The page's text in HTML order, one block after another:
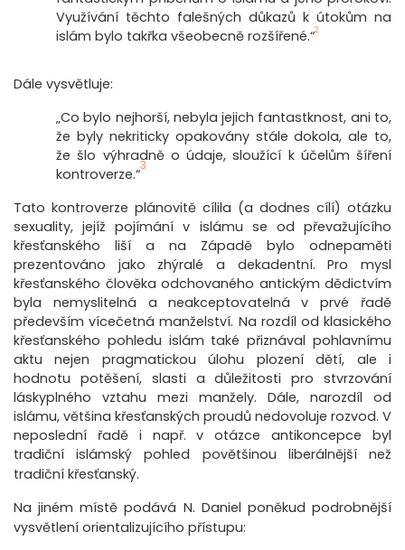
Využívání těchto falešných důkazů k útokům na
islám bylo takřka všeobecně rozšířené.“2
Dále vysvětluje:
„Co bylo nejhorší, nebyla jejich fantastknost, ani to,
že byly nekriticky opakovány stále dokola, ale to,
že šlo výhradně o údaje, sloužící k účelům šíření
kontroverze.“
3
Tato kontroverze plánovitě cílila (a dodnes cílí) otázku
sexuality, jejíž pojímání v islámu se od převažujícího
křesťanského liší a na Západě bylo odnepaměti
prezentováno jako zhýralé a dekadentní. Pro mysl
křesťanského člověka odchovaného antickým dědictvím
byla nemyslitelná a neakceptovatelná v prvé řadě
především vícečetná manželství. Na rozdíl od klasického
křesťanského pohledu islám také přiznával pohlavnímu
aktu nejen pragmatickou úlohu plození dětí, ale i
hodnotu potěšení, slasti a důležitosti pro stvrzování
láskyplného vztahu mezi manžely. Dále, narozdíl od
islámu, většina křesťanských proudů nedovoluje rozvod. V
neposlední řadě i např. v otázce antikoncepce byl
tradiční islámský pohled povětšinou liberálnější než
tradiční křesťanský.
Na jiném místě podává N. Daniel poněkud podrobnější
vysvětlení orientalizujícího přístupu: